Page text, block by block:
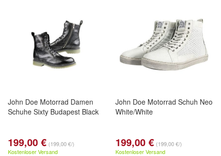
John Doe Motorrad Damen
Schuhe Sixty Budapest Black
199,00 € (199,00 €/)
Kostenloser Versand
John Doe Motorrad Schuh Neo
White/White
199,00 € (199,00 €/)
Kostenloser Versand